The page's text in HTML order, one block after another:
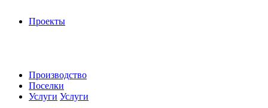
Проекты
Производство
Поселки
Услуги Услуги